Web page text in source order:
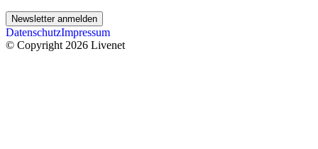
Newsletter anmelden
DatenschutzImpressum
© Copyright 2026 Livenet